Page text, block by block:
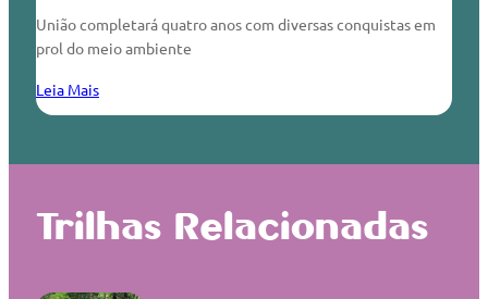
União completará quatro anos com diversas conquistas em
prol do meio ambiente
Leia Mais
Trilhas Relacionadas